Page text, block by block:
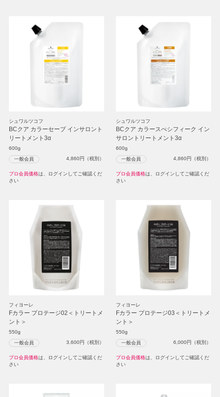
シュワルツコフ
BCクア カラーセーブ インサロント
リートメント3α
600g
一般会員 4,860円（税別）
プロ会員価格は、ログインしてご確認くだ
さい
シュワルツコフ
BCクア カラースぺシフィーク イン
サロントリートメント3α
600g
一般会員 4,860円（税別）
プロ会員価格は、ログインしてご確認くだ
さい
フィヨーレ
Fカラー プロテージ02＜トリートメ
ント＞
550g
一般会員 3,600円（税別）
プロ会員価格は、ログインしてご確認くだ
さい
フィヨーレ
Fカラー プロテージ03＜トリートメ
ント＞
550g
一般会員 6,000円（税別）
プロ会員価格は、ログインしてご確認くだ
さい